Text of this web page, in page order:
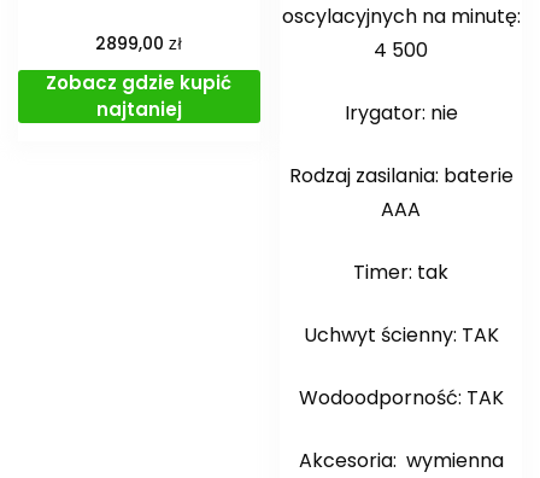
2899,00zł
Zobacz gdzie kupić
najtaniej
oscylacyjnych na minutę:
4 500
Irygator: nie
Rodzaj zasilania: baterie
AAA
Timer: tak
Uchwyt ścienny: TAK
Wodoodporność: TAK
Akcesoria: wymienna